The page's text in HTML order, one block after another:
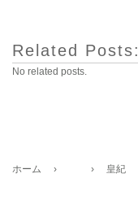
Related Posts:
No related posts.
ホーム › › 皇紀